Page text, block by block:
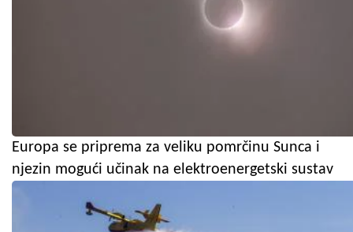
Europa se priprema za veliku pomrčinu Sunca i
njezin mogući učinak na elektroenergetski sustav